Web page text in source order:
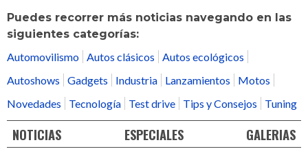
Puedes recorrer más noticias navegando en las
siguientes categorías:
Automovilismo Autos clásicos
Autos ecológicos
Autoshows
Gadgets Industria Lanzamientos
Motos
Novedades
Tecnología Test drive Tips y Consejos Tuning
NOTICIAS ESPECIALES GALERIAS